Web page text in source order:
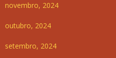
novembro, 2024
outubro, 2024
setembro, 2024